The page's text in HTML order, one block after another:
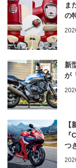
ま
の
新
が
つ